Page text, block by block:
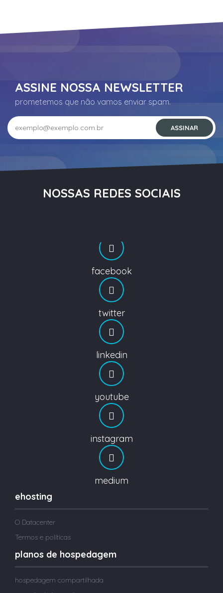
ASSINE NOSSA NEWSLETTER
prometemos que não vamos enviar spam.
NOSSAS REDES SOCIAIS
facebook
twitter
linkedin
youtube
instagram
medium
ehosting
O Datacenter
Termos e políticas
planos de hospedagem
hospedagem compartilhada